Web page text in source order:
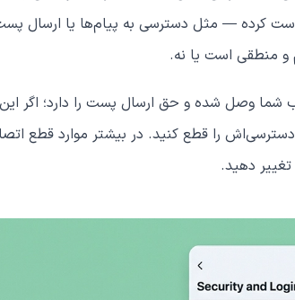
کرده — مثل دسترسی به پیام‌ها یا ارسال
و منطقی است یا نه.
وصل شده و حق ارسال پست را دارد؛ اگر این
دسترسی‌اش را قطع کنید. در بیشتر موارد قطع
دهید.